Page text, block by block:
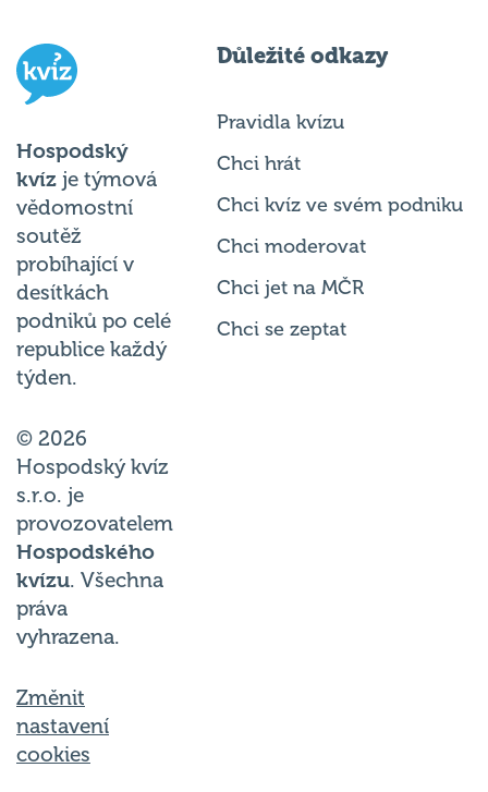
Hospodský
kvíz je týmová
vědomostní
soutěž
probíhající v
desítkách
podniků po celé
republice každý
týden.
© 2026
Hospodský kvíz
s.r.o. je
provozovatelem
Hospodského
kvízu. Všechna
práva
vyhrazena.
Změnit
nastavení
cookies
Důležité odkazy
Pravidla kvízu
Chci hrát
Chci kvíz ve svém podniku
Chci moderovat
Chci jet na MČR
Chci se zeptat